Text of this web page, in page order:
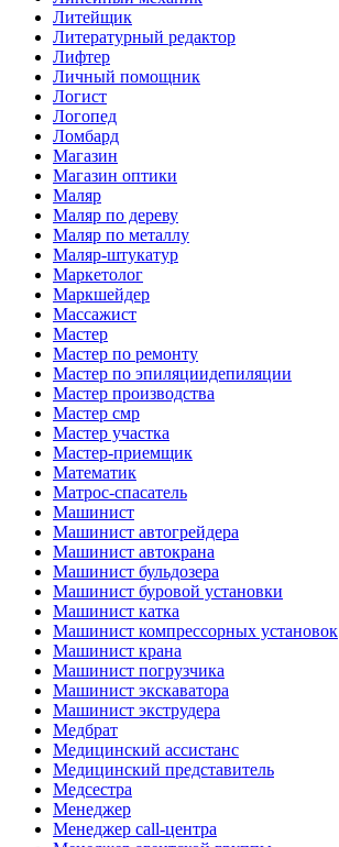
Литейщик
Литературный редактор
Лифтер
Личный помощник
Логист
Логопед
Ломбард
Магазин
Магазин оптики
Маляр
Маляр по дереву
Маляр по металлу
Маляр-штукатур
Маркетолог
Маркшейдер
Массажист
Мастер
Мастер по ремонту
Мастер по эпиляциидепиляции
Мастер производства
Мастер смр
Мастер участка
Мастер-приемщик
Математик
Матрос-спасатель
Машинист
Машинист автогрейдера
Машинист автокрана
Машинист бульдозера
Машинист буровой установки
Машинист катка
Машинист компрессорных установок
Машинист крана
Машинист погрузчика
Машинист экскаватора
Машинист экструдера
Медбрат
Медицинский ассистанс
Медицинский представитель
Медсестра
Менеджер
Менеджер call-центра